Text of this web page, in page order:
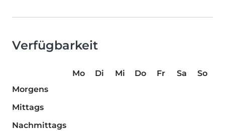
Verfügbarkeit
Mo Di Mi Do Fr Sa
So
Morgens
Mittags
Nachmittags